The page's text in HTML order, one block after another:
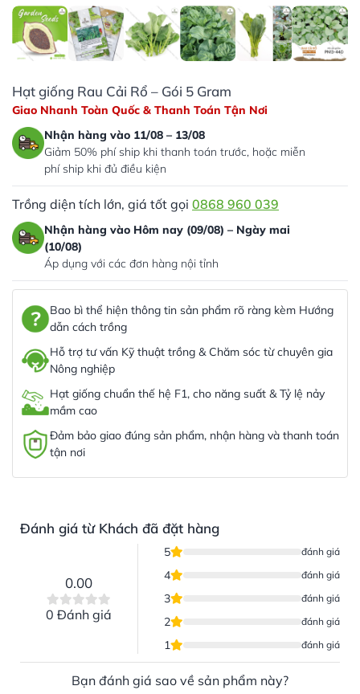
Hạt giống Rau Cải Rổ – Gói 5 Gram
Giao Nhanh Toàn Quốc & Thanh Toán Tận Nơi
Nhận hàng vào 11/08 – 13/08
Giảm 50% phí ship khi thanh toán trước, hoặc miễn
phí ship khi đủ điều kiện
Trồng diện tích lớn, giá tốt gọi 0868 960 039
Nhận hàng vào Hôm nay (09/08) – Ngày mai
(10/08)
Áp dụng với các đơn hàng nội tỉnh
Bao bì thể hiện thông tin sản phẩm rõ ràng kèm Hướng
dẫn cách trồng
Hỗ trợ tư vấn Kỹ thuật trồng & Chăm sóc từ chuyên gia
Nông nghiệp
Hạt giống chuẩn thế hệ F1, cho năng suất & Tỷ lệ nảy
mầm cao
Đảm bảo giao đúng sản phẩm, nhận hàng và thanh toán
tận nơi
Đánh giá từ Khách đã đặt hàng
0.00
0 Đánh giá
5 đánh giá
4 đánh giá
3 đánh giá
2 đánh giá
1 đánh giá
Bạn đánh giá sao về sản phẩm này?